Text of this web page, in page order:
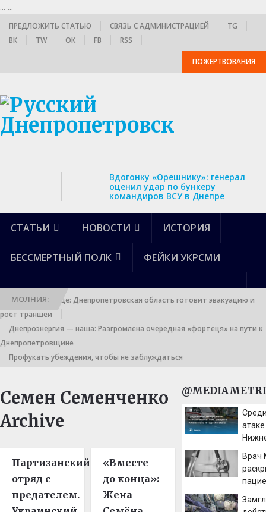
... ...
ПРЕДЛОЖИТЬ СТАТЬЮ СВЯЗЬ С АДМИНИСТРАЦИЕЙ
TG
ВК
TW ОК FB RSS
ПОЖЕРТВОВАНИЯ
Вдогонку «Орешнику»: генерал
оценил удар по бункеру
командиров ВСУ в Днепре
СТАТЬИ НОВОСТИ ИСТОРИЯ
БЕССМЕРТНЫЙ ПОЛК ФЕЙКИ УКРСМИ
МОЛНИЯ:
Выход к границе: Днепропетровская область готовит эвакуацию и
роет траншеи
Днепроэнергия — наша: Разгромлена очередная «фортеця» на пути к
Днепропетровщине
Профукать убеждения, чтобы не заблуждаться
Семен Семенченко
Archive
Партизанский
отряд с
предателем.
«Вместе
до конца»:
Жена
Врач